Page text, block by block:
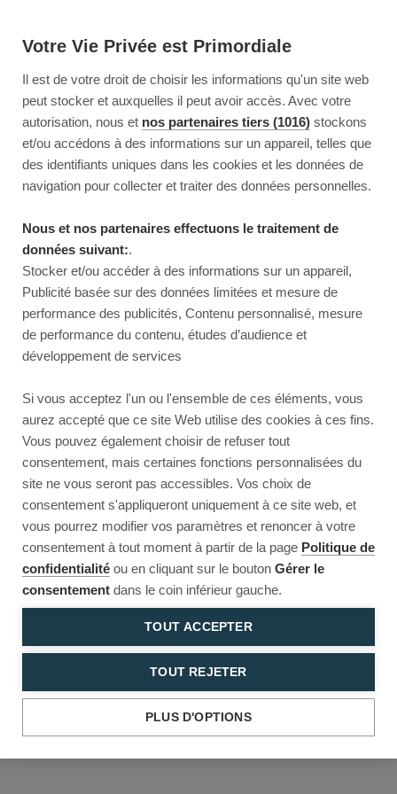
Votre Vie Privée est Primordiale
Il est de votre droit de choisir les informations qu'un site web
peut stocker et auxquelles il peut avoir accès. Avec votre
autorisation, nous et nos partenaires tiers (1016) stockons
et/ou accédons à des informations sur un appareil, telles que
des identifiants uniques dans les cookies et les données de
navigation pour collecter et traiter des données personnelles.
Nous et nos partenaires effectuons le traitement de
données suivant:.
Stocker et/ou accéder à des informations sur un appareil,
Publicité basée sur des données limitées et mesure de
performance des publicités, Contenu personnalisé, mesure
de performance du contenu, études d’audience et
développement de services
Si vous acceptez l'un ou l'ensemble de ces éléments, vous
aurez accepté que ce site Web utilise des cookies à ces fins.
Vous pouvez également choisir de refuser tout
consentement, mais certaines fonctions personnalisées du
site ne vous seront pas accessibles. Vos choix de
consentement s'appliqueront uniquement à ce site web, et
vous pourrez modifier vos paramètres et renoncer à votre
consentement à tout moment à partir de la page Politique de
confidentialité ou en cliquant sur le bouton Gérer le
consentement dans le coin inférieur gauche.
TOUT ACCEPTER
TOUT REJETER
PLUS D'OPTIONS
Reload to try again, or go back.
Reload Back